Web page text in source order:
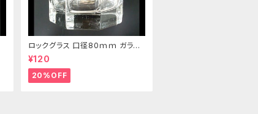
ロックグラス 口径80ｍｍ ガラス
製 220cc
¥120
20%OFF